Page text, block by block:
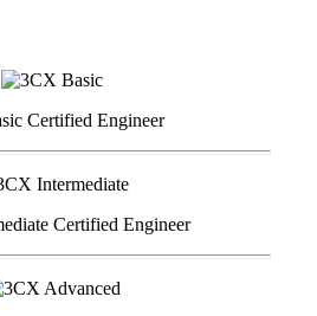
Certified Engineer
Certified Engineer